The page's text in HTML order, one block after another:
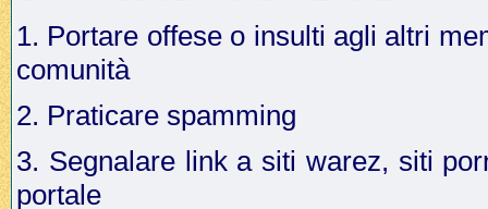
1. Portare offese o insulti agli altri
comunità
2. Praticare spamming
3. Segnalare link a siti warez, siti
portale